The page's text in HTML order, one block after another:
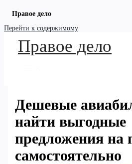
Правое дело
Перейти к содержимому
Правое дело
Дешевые
найти выгодные
предложения на
самостоятельно